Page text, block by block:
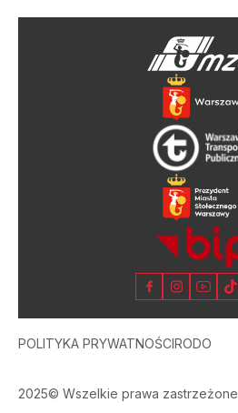
POLITYKA PRYWATNOŚCIRODO
2025© Wszelkie prawa zastrzeżone